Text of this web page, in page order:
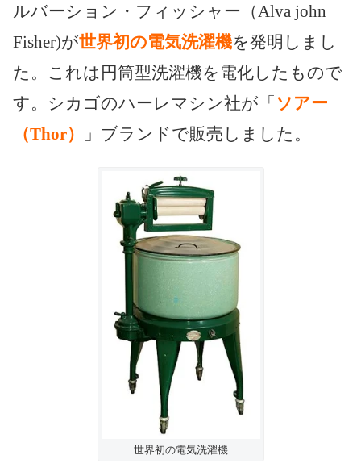
ルバーション・フィッシャー（Alva john
Fisher)が世界初の電気洗濯機を発明しまし
た。これは円筒型洗濯機を電化したもので
す。シカゴのハーレマシン社が「 ソアー
（Thor）
」ブランドで販売しました。
世界初の電気洗濯機